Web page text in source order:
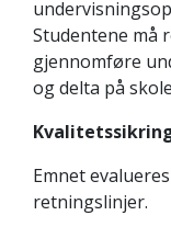
Studentene må
gjennomføre
og delta på
Emnet
retningslinjer.